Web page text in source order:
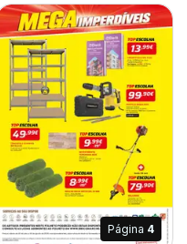
Página 4